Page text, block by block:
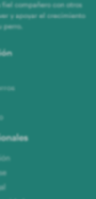
compañero con otros
y apoyar el crecimiento
perro.